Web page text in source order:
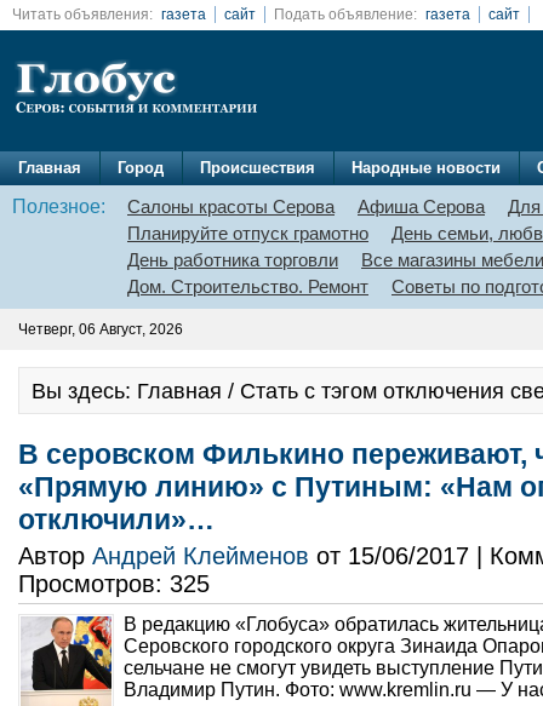
Читать объявления: газета сайт Подать объявление: газета сайт
Главная Город Происшествия Народные новости
Полезное: Салоны красоты Серова Афиша Серова
Для
Планируйте отпуск грамотно
День семьи,
День работника торговли
Все магазины мебели
Дом. Строительство. Ремонт
Советы по
Четверг, 06 Август, 2026
Вы здесь: Главная / Стать с тэгом отключения
В серовском Филькино переживают,
«Прямую линию» с Путиным: «Нам
отключили»…
Автор Андрей Клейменов от 15/06/2017 |
Просмотров: 325
В редакцию «Глобуса» обратилась
Серовского городского округа Зинаида
сельчане не смогут увидеть выступление
Владимир Путин. Фото: www.kremlin.ru — У